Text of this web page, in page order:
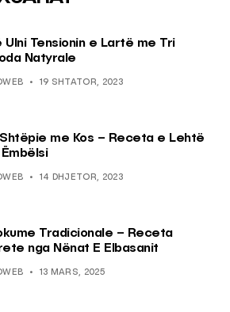
Ulni Tensionin e Lartë me Tri
Natyrale
19 SHTATOR, 2023
Shtëpie me Kos – Receta e Lehtë
14 DHJETOR, 2023
Tradicionale – Receta
nga Nënat E Elbasanit
13 MARS, 2025